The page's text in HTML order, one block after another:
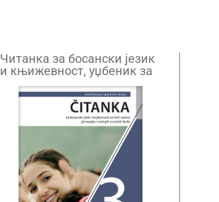
Читанка за босански језик
и књижевност, уџбеник за
трећи разред гимназија и
средњих стручних школа